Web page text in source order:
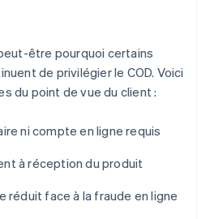
être pourquoi certains
de privilégier le COD. Voici
du point de vue du client :
ni compte en ligne requis
à réception du produit
réduit face à la fraude en ligne